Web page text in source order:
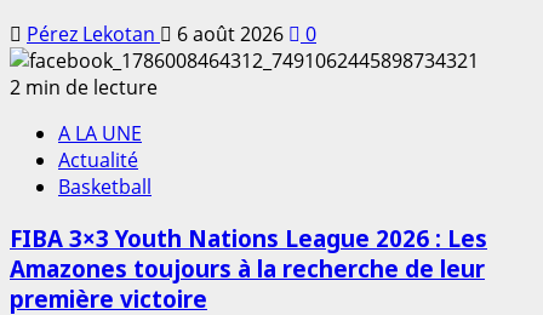
Pérez Lekotan 6 août 2026
0
2 min de lecture
A LA UNE
Actualité
Basketball
FIBA 3×3 Youth Nations League 2026 : Les
Amazones toujours à la recherche de leur
première victoire